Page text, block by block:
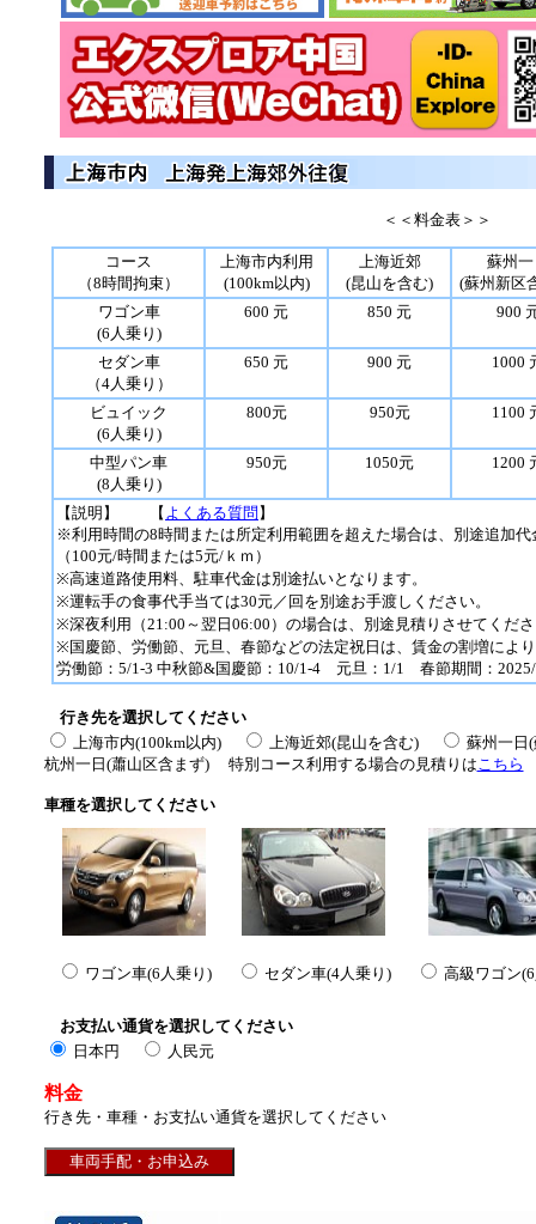
＜＜料金表＞＞
コース
（8時間拘束）
上海市内利用
(100km以内)
上海近郊
(昆山を含む)
蘇州
(蘇州新区
ワゴン車
(6人乗り)
600 元 850 元 900
セダン車
（4人乗り）
650 元 900 元 1000
ビュイック
(6人乗り)
800元 950元 1100
中型パン車
(8人乗り)
950元 1050元 1200
【説明】 【 よくある質問 】
※利用時間の8時間または所定利用範囲を超えた場合は、別途追加代
（100元/時間または5元/ｋｍ）
※高速道路使用料、駐車代金は別途払いとなります。
※運転手の食事代手当ては30元／回を別途お手渡しください。
※深夜利用（21:00～翌日06:00）の場合は、別途見積りさせてくだ
※国慶節、労働節、元旦、春節などの法定祝日は、賃金の割増によ
労働節：5/1-3 中秋節&国慶節：10/1-4 元旦：1/1 春節期間：
行き先を選択してください
上海市内(100km以内)
上海近郊(昆山を含む)
蘇州一
杭州一日(蕭山区含まず) 特別コース利用する場合の見積りは こちら
車種を選択してください
ワゴン車(6人乗り) セダン車(4人乗り) 高級ワゴン
お支払い通貨を選択してください
日本円
人民元
料金
行き先・車種・お支払い通貨を選択してください